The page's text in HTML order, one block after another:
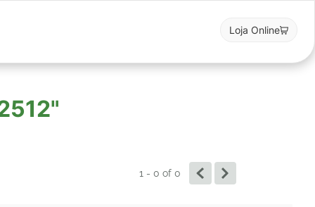
Loja Online
1 - 0of 0